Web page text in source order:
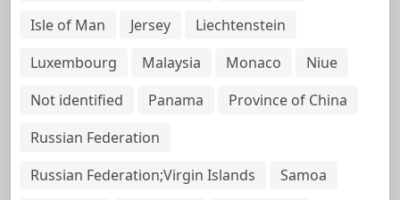
Isle of Man
Jersey
Liechtenstein
Luxembourg
Malaysia Monaco
Niue
Not identified
Panama
Province of China
Russian Federation
Russian Federation;Virgin Islands
Samoa